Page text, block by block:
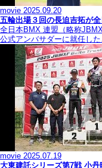
movie 2025.09.20
五輪出場３回の長迫吉拓が
全日本BMX 連盟（略称
公式アンバサダーに就任し
movie 2025.07.19
大東建託シリーズ第7戦 ⼩